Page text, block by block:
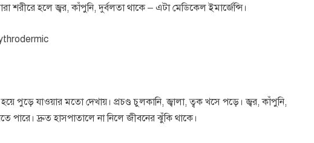
হলে জ্বর, কাঁপুনি, দুর্বলতা থাকে – এটা মেডিকেল ইমার্জেন্সি।
পুড়ে যাওয়ার মতো দেখায়। প্রচণ্ড চুলকানি, জ্বালা, ত্বক খসে পড়ে। জ্বর, কাঁপুনি,
পারে। দ্রুত হাসপাতালে না নিলে জীবনের ঝুঁকি থাকে।